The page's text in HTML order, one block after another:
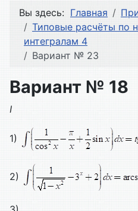
Вы здесь: Главная
Типовые расчёты по
интегралам 4
Вариант № 23
Вариант № 18
I
1)
2)